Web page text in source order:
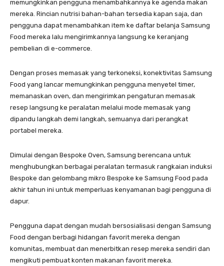
memungkinkan pengguna menambahkannya ke agenda makan
mereka. Rincian nutrisi bahan-bahan tersedia kapan saja, dan
pengguna dapat menambahkan item ke daftar belanja Samsung
Food mereka lalu mengirimkannya langsung ke keranjang
pembelian di e-commerce.
Dengan proses memasak yang terkoneksi, konektivitas Samsung
Food yang lancar memungkinkan pengguna menyetel timer,
memanaskan oven, dan mengirimkan pengaturan memasak
resep langsung ke peralatan melalui mode memasak yang
dipandu langkah demi langkah, semuanya dari perangkat
portabel mereka.
Dimulai dengan Bespoke Oven, Samsung berencana untuk
menghubungkan berbagai peralatan termasuk rangkaian induksi
Bespoke dan gelombang mikro Bespoke ke Samsung Food pada
akhir tahun ini untuk memperluas kenyamanan bagi pengguna di
dapur.
Pengguna dapat dengan mudah bersosialisasi dengan Samsung
Food dengan berbagi hidangan favorit mereka dengan
komunitas, membuat dan menerbitkan resep mereka sendiri dan
mengikuti pembuat konten makanan favorit mereka.